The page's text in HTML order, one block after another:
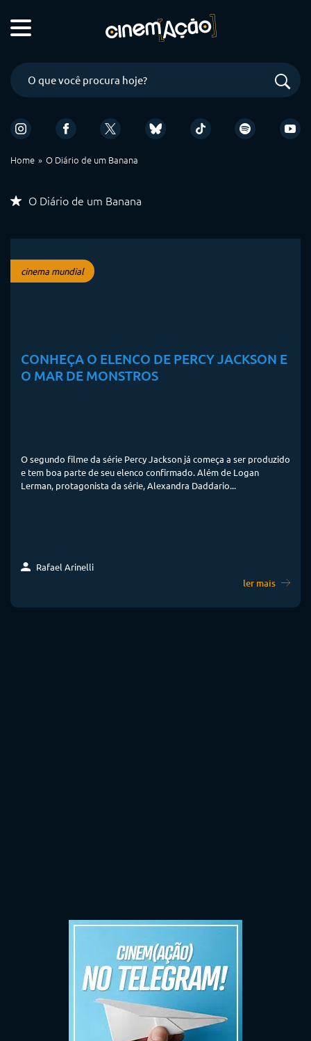
Home O Diário de um Banana
O Diário de um Banana
cinema mundial
CONHEÇA O ELENCO DE PERCY JACKSON E
O MAR DE MONSTROS
O segundo filme da série Percy Jackson já começa a ser produzido
e tem boa parte de seu elenco confirmado. Além de Logan
Lerman, protagonista da série, Alexandra Daddario...
Rafael Arinelli
ler mais